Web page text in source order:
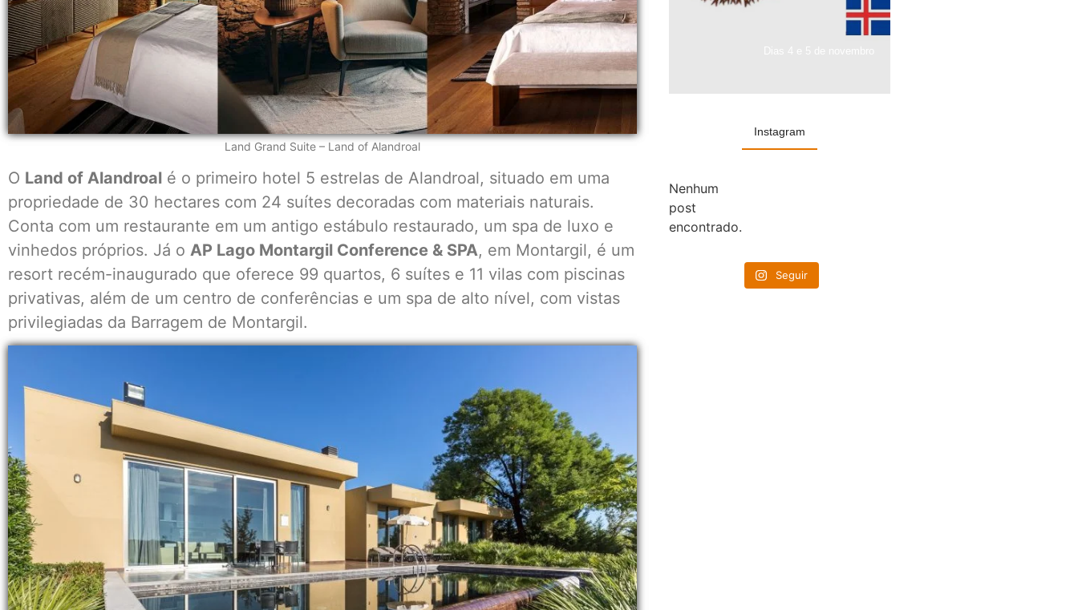
Land Grand Suite – Land of Alandroal
O Land of Alandroal é o primeiro hotel 5 estrelas de Alandroal, situado em uma
propriedade de 30 hectares com 24 suítes decoradas com materiais naturais.
Conta com um restaurante em um antigo estábulo restaurado, um spa de luxo e
vinhedos próprios. Já o AP Lago Montargil Conference & SPA, em Montargil, é um
resort recém-inaugurado que oferece 99 quartos, 6 suítes e 11 vilas com piscinas
privativas, além de um centro de conferências e um spa de alto nível, com vistas
privilegiadas da Barragem de Montargil.
Instagram
Nenhum
post
encontrado.
Seguir